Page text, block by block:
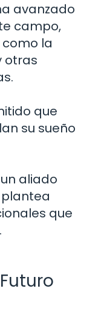
avanzado
campo,
la
otras
que
su sueño
aliado
que